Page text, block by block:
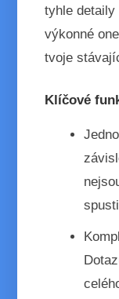
tyhle
výkonné
tvoje
Klíčové